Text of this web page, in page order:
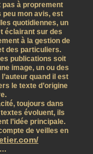
pas à proprement
peu mon avis, est
quotidiennes, un
éclairant sur des
à la gestion de
des particuliers.
publications soit
image, un ou des
quand il est
le texte d’origine
toujours dans
textes évoluent, ils
l’idée principale.
de veilles en
…